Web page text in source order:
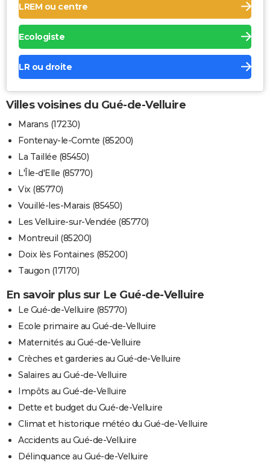
LREM ou centre
Ecologiste
LR ou droite
Villes voisines du Gué-de-Velluire
Marans (17230)
Fontenay-le-Comte (85200)
La Taillée (85450)
L'Île-d'Elle (85770)
Vix (85770)
Vouillé-les-Marais (85450)
Les Velluire-sur-Vendée (85770)
Montreuil (85200)
Doix lès Fontaines (85200)
Taugon (17170)
En savoir plus sur Le Gué-de-Velluire
Le Gué-de-Velluire (85770)
Ecole primaire au Gué-de-Velluire
Maternités au Gué-de-Velluire
Crèches et garderies au Gué-de-Velluire
Salaires au Gué-de-Velluire
Impôts au Gué-de-Velluire
Dette et budget du Gué-de-Velluire
Climat et historique météo du Gué-de-Velluire
Accidents au Gué-de-Velluire
Délinquance au Gué-de-Velluire